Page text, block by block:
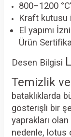
800–1200
Kraft kutusu
El yapımı
Ürün
Desen Bilgisi
Temizlik
bataklıklarda
gösterişli bir
yaprakları
nedenle, lotus